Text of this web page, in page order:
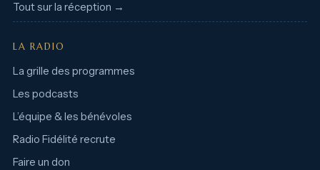
Tout sur la réception →
LA RADIO
La grille des programmes
Les podcasts
L’équipe & les bénévoles
Radio Fidélité recrute
Faire un don